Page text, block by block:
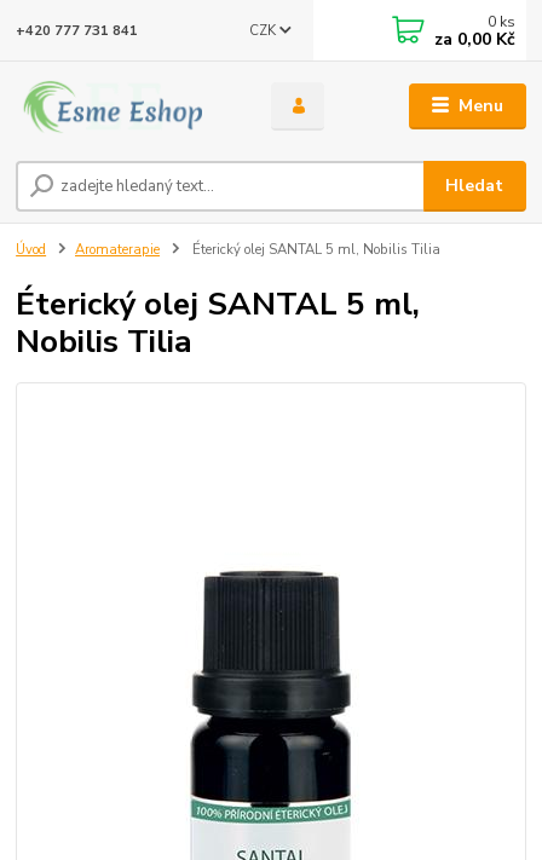
Menu
CZK
Hledat
+420 777 731 841 0 ks
za 0,00 Kč
Úvod Aromaterapie Éterický olej SANTAL 5 ml, Nobilis Tilia
Éterický olej SANTAL 5 ml,
Nobilis Tilia